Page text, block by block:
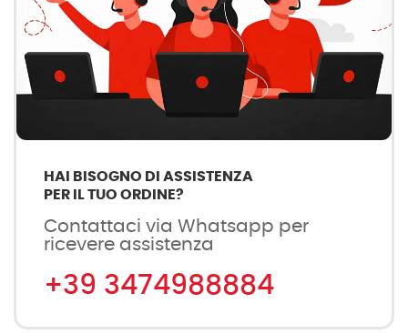
HAI BISOGNO DI ASSISTENZA
PER IL TUO ORDINE?
Contattaci via Whatsapp per
ricevere assistenza
+39 3474988884